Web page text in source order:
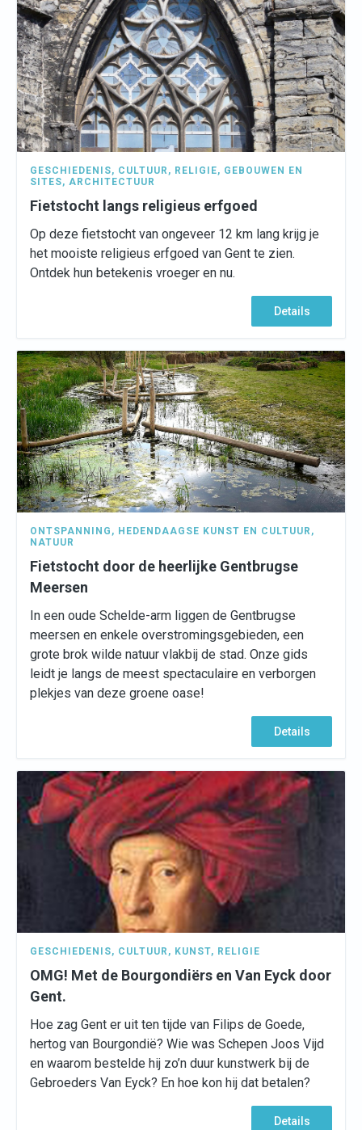
GESCHIEDENIS, CULTUUR , RELIGIE, GEBOUWEN EN
SITES, ARCHITECTUUR
Fietstocht langs religieus erfgoed
Op deze fietstocht van ongeveer 12 km lang krijg je
het mooiste religieus erfgoed van Gent te zien.
Ontdek hun betekenis vroeger en nu.
Details
ONTSPANNING , HEDENDAAGSE KUNST EN CULTUUR ,
NATUUR
Fietstocht door de heerlijke Gentbrugse
Meersen
In een oude Schelde-arm liggen de Gentbrugse
meersen en enkele overstromingsgebieden, een
grote brok wilde natuur vlakbij de stad. Onze gids
leidt je langs de meest spectaculaire en verborgen
plekjes van deze groene oase!
Details
GESCHIEDENIS, CULTUUR , KUNST, RELIGIE
OMG! Met de Bourgondiërs en Van Eyck door
Gent.
Hoe zag Gent er uit ten tijde van Filips de Goede,
hertog van Bourgondië? Wie was Schepen Joos Vijd
en waarom bestelde hij zo’n duur kunstwerk bij de
Gebroeders Van Eyck? En hoe kon hij dat betalen?
Details